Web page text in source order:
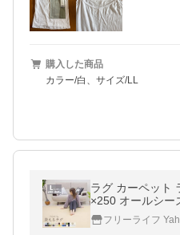
購入した商品
カラー/白、サイズ/LL
ラグ カーペット
×250 オールシー
毯 抗菌 防ダニ フ
フリーライフ